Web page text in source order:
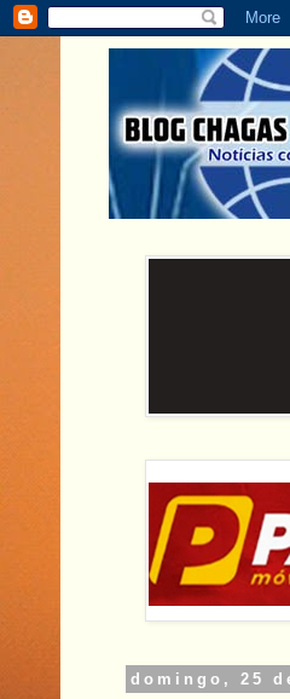
domingo, 25